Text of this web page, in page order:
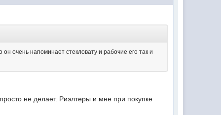
очень напоминает стекловату и рабочие его так и
не делает. Риэлтеры и мне при покупке